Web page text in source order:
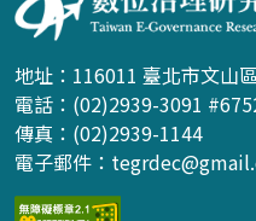
地址：116011 臺北市文山
電話：(02)2939-3091
傳真：(02)2939-1144
電子郵件：